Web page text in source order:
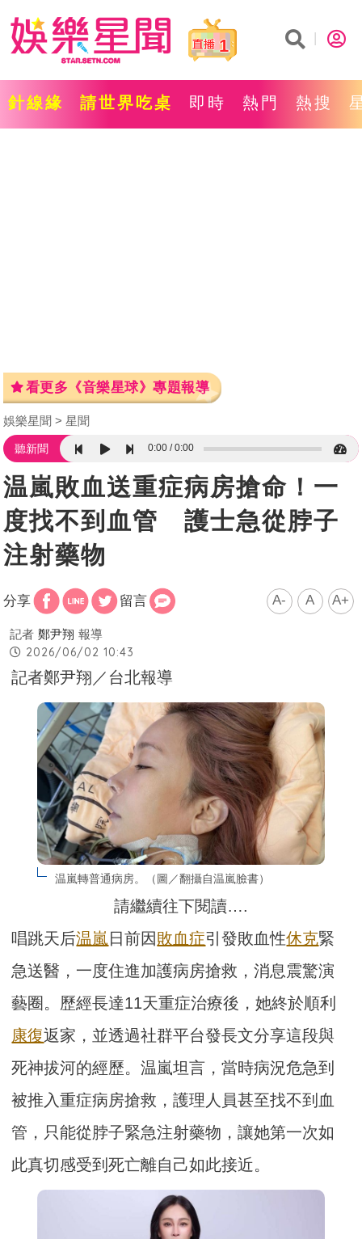
1
針線緣 請世界吃桌 即時 熱門 熱搜
看更多《音樂星球》專題報導
娛樂星聞 星聞
聽新聞 0:00 0:00
温嵐敗血送重症病房搶命！一
度找不到血管 護士急從脖子
注射藥物
分享 留言 A- A A+
記者 鄭尹翔 報導
2026/06/02 10:43
記者鄭尹翔／台北報導
温嵐轉普通病房。（圖／翻攝自温嵐臉書）
請繼續往下閱讀….
唱跳天后温嵐 日前因敗血症引發敗血性休克緊
急送醫，一度住進加護病房搶救，消息震驚演
藝圈。歷經長達11天重症治療後，她終於順利
康復返家，並透過社群平台發長文分享這段與
死神拔河的經歷。温嵐坦言，當時病況危急到
被推入重症病房搶救，護理人員甚至找不到血
管，只能從脖子緊急注射藥物，讓她第一次如
此真切感受到死亡離自己如此接近。